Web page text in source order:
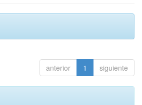
anterior 1 siguiente